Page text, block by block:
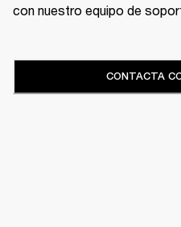
con nuestro equipo de
CONTACTA